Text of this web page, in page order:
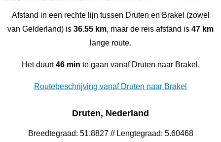
Afstand in een rechte lijn tussen Druten en Brakel (zowel
van Gelderland) is 36.55 km, maar de reis afstand is 47 km
lange route.
Het duurt46 min te gaan vanaf Druten naar Brakel.
Routebeschrijving vanaf Druten naar Brakel
Druten, Nederland
Breedtegraad: 51.8827 // Lengtegraad: 5.60468